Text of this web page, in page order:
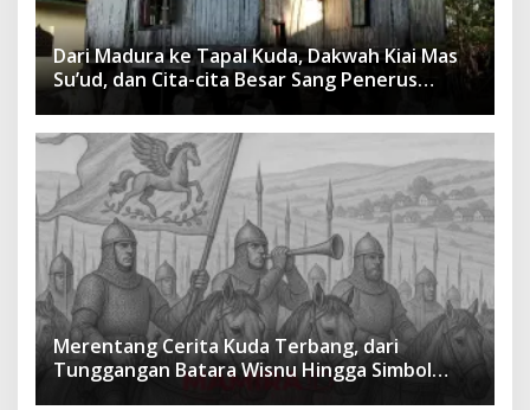
Dari Madura ke Tapal Kuda, Dakwah Kiai Mas
Su’ud, dan Cita-cita Besar Sang Penerus
Merentang Cerita Kuda Terbang, dari
Tunggangan Batara Wisnu Hingga Simbol